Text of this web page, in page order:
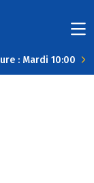
: Mardi 10:00